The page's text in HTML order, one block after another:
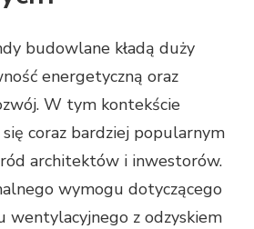
budowlane kładą duży
energetyczną oraz
W tym kontekście
coraz bardziej popularnym
architektów i inwestorów.
wymogu dotyczącego
wentylacyjnego z odzyskiem